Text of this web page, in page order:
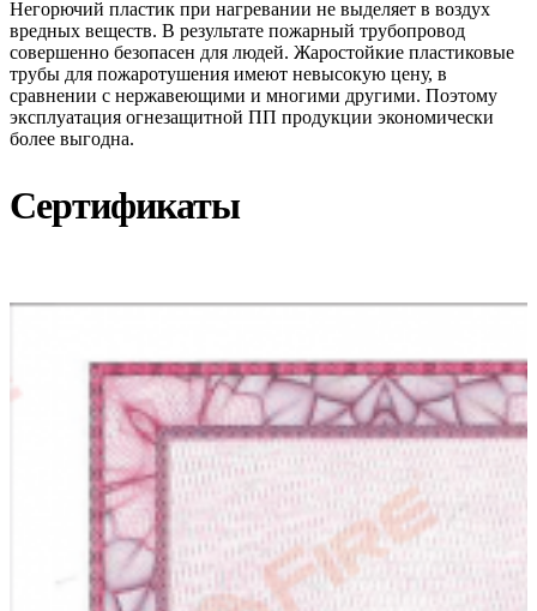
Негорючий пластик при нагревании не выделяет в воздух
вредных веществ. В результате пожарный трубопровод
совершенно безопасен для людей. Жаростойкие пластиковые
трубы для пожаротушения имеют невысокую цену, в
сравнении с нержавеющими и многими другими. Поэтому
эксплуатация огнезащитной ПП продукции экономически
более выгодна.
Сертификаты